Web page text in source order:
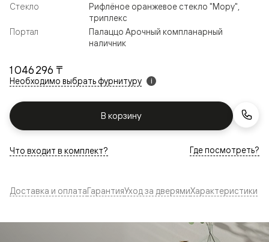
1 046 296 ₸
Необходимо выбрать фурнитуру i
В корзину
Стекло
Рифлёное оранжевое стекло "Мору",
триплекс
Портал
Палаццо Арочный компланарный
наличник
Что входит в комплект? Где посмотреть?
Доставка и оплатаГарантияУход за дверямиХарактеристики